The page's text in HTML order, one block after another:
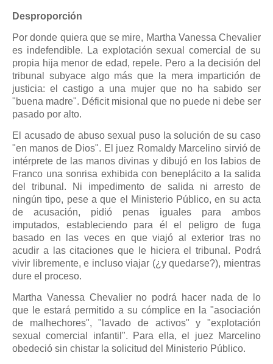
Desproporción
Por donde quiera que se mire, Martha Vanessa Chevalier
es indefendible. La explotación sexual comercial de su
propia hija menor de edad, repele. Pero a la decisión del
tribunal subyace algo más que la mera impartición de
justicia: el castigo a una mujer que no ha sabido ser
"buena madre". Déficit misional que no puede ni debe ser
pasado por alto.
El acusado de abuso sexual puso la solución de su caso
"en manos de Dios". El juez Romaldy Marcelino sirvió de
intérprete de las manos divinas y dibujó en los labios de
Franco una sonrisa exhibida con beneplácito a la salida
del tribunal. Ni impedimento de salida ni arresto de
ningún tipo, pese a que el Ministerio Público, en su acta
de acusación, pidió penas iguales para ambos
imputados, estableciendo para él el peligro de fuga
basado en las veces en que viajó al exterior tras no
acudir a las citaciones que le hiciera el tribunal. Podrá
vivir libremente, e incluso viajar (¿y quedarse?), mientras
dure el proceso.
Martha Vanessa Chevalier no podrá hacer nada de lo
que le estará permitido a su cómplice en la "asociación
de malhechores", "lavado de activos" y "explotación
sexual comercial infantil". Para ella, el juez Marcelino
obedeció sin chistar la solicitud del Ministerio Público.